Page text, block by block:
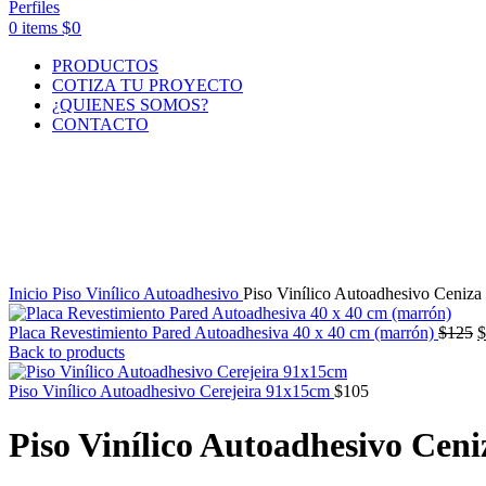
0 items $0
PRODUCTOS
COTIZA TU PROYECTO
¿QUIENES SOMOS?
CONTACTO
Inicio Piso Vinílico Autoadhesivo Piso Vinílico Autoadhesivo Ceniza
Placa Revestimiento Pared Autoadhesiva 40 x 40 cm (marrón) $125 $
Back to products
Piso Vinílico Autoadhesivo Cerejeira 91x15cm $105
Piso Vinílico Autoadhesivo